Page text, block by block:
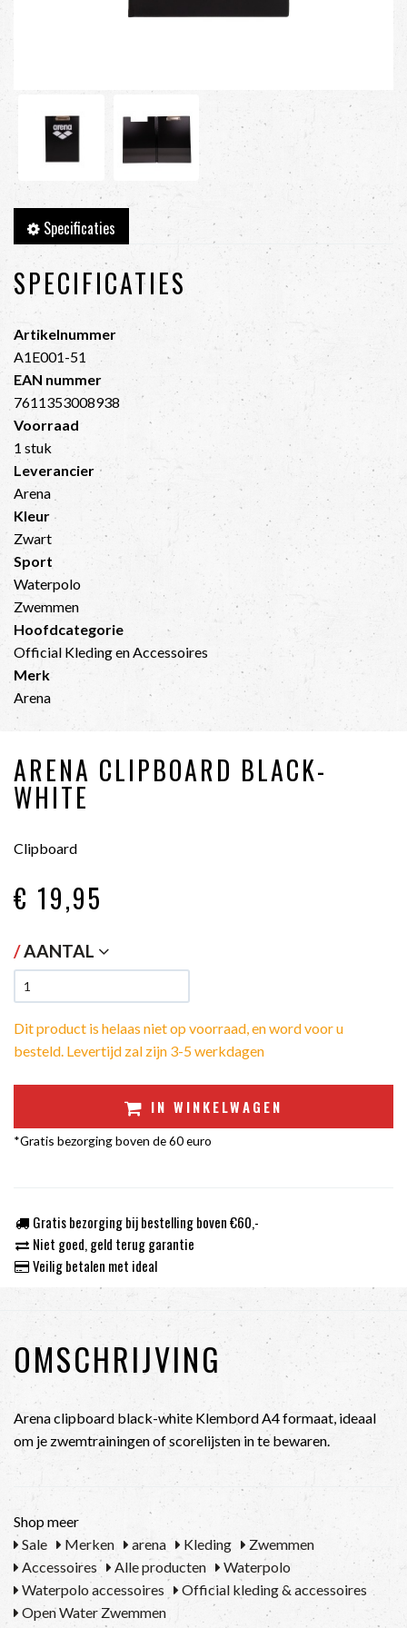
Specificaties
SPECIFICATIES
Artikelnummer
A1E001-51
EAN nummer
7611353008938
Voorraad
1 stuk
Leverancier
Arena
Kleur
Zwart
Sport
Waterpolo
Zwemmen
Hoofdcategorie
Official Kleding en Accessoires
Merk
Arena
ARENA CLIPBOARD BLACK-
WHITE
Clipboard
€ 19,95
/AANTAL
Dit product is helaas niet op voorraad, en word voor u
besteld. Levertijd zal zijn 3-5 werkdagen
IN WINKELWAGEN
*Gratis bezorging boven de 60 euro
Gratis bezorging bij bestelling boven €60,-
Niet goed, geld terug garantie
Veilig betalen met ideal
OMSCHRIJVING
Arena clipboard black-white Klembord A4 formaat, ideaal
om je zwemtrainingen of scorelijsten in te bewaren.
Shop meer
Sale
Merken arena Kleding
Zwemmen
Accessoires
Alle producten
Waterpolo
Waterpolo accessoires
Official kleding & accessoires
Open Water Zwemmen